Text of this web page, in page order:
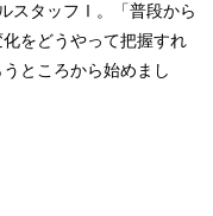
スタッフⅠ。「普段から
をどうやって把握すれ
ところから始めまし